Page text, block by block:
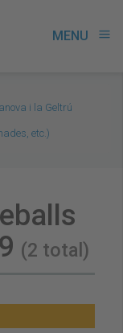
MENU menu
i la Geltrú
etc.)
(2 total)